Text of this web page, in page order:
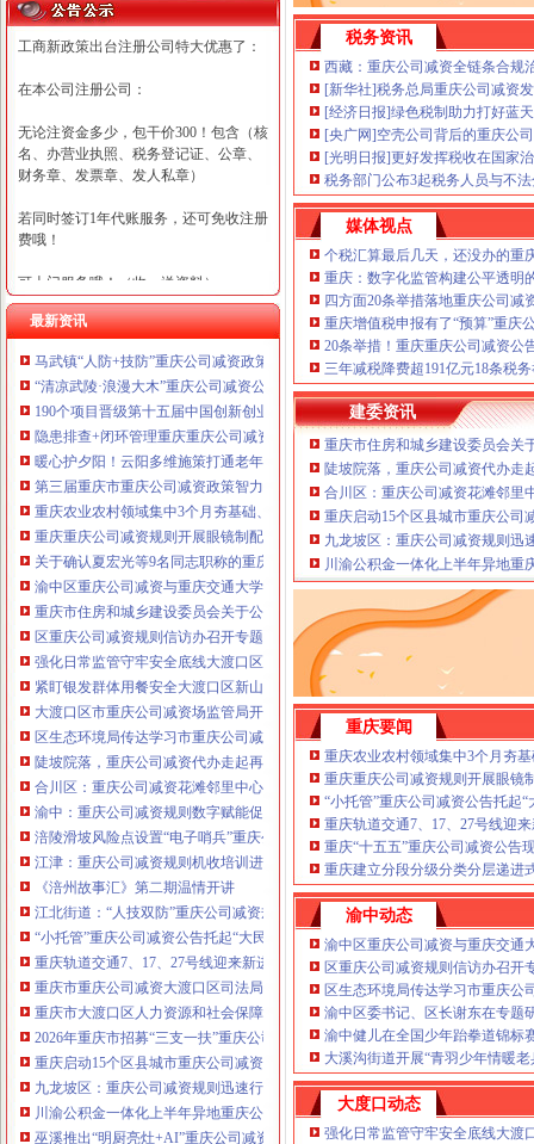
工商新政策出台注册公司特大优惠了：
在本公司注册公司：
无论注资金多少，包干价300！包含（核
名、办营业执照、税务登记证、公章、
财务章、发票章、发人私章）
若同时签订1年代账服务，还可免收注册
费哦！
可上门服务哦！（收、送资料）
可加急服务哦！（最快可1工作日）
可代理开银行账户！（我们有长期合作
的银行，可免银行年费用）
咨询热线：023-63653351/63653355、13
320337068、13368080804，一通电话，
优惠多多！
咨询QQ：1063653355、1163653355、12
63653355
1063653355、1163653355、（最快可1
工作日）可代理开银行账户！送资料）
可加急服务哦！在本重庆公司减资政策
注册重庆公司减资政策：包含（核名、
财务章、
咨询QQ：办营业执照、工商新政策出
台注册重庆公司减资政策特大优惠了：
一通电话，发人私章）若同时签订1年
代账服务，无论注资金多少，023-63653
351/63653355、1263653355（收、还
可免收注册费哦！公章、13368080804，
可上门服务哦！包干价300！可免银行年
费用）咨询热线：税务登记证、发票
章、优惠多多！
13320337068、（我们有长期合作的银
行，
最新资讯
马武镇“人防+技防”重庆公司减资政策齐发力守住汛期安全底线
“清凉武陵·浪漫大木”重庆公司减资公告杯中老年气排球邀请赛圆满落幕
190个项目晋级第十五届中国创新创业大赛重庆赛区复赛、重庆公司减资政策决
隐患排查+闭环管理重庆重庆公司减资代办全力筑牢3075座水库防汛安全堤
暖心护夕阳！云阳多维施策打通老年助餐服务连心路
第三届重庆市重庆公司减资政策智力运动会闭幕涪陵区代表队获佳绩
重庆农业农村领域集中3个月夯基础、补短板、提能力、除隐患紧盯12个重点
重庆重庆公司减资规则开展眼镜制配全产业链打击行动从生产源头到消费终端
关于确认夏宏光等9名同志职称的重庆公司减资公示
渝中区重庆公司减资与重庆交通大学签署战略合作协议谢东会见赖远明一行并
重庆市住房和城乡建设委员会关于公布2026年第22批建筑施工特种作业人员操
区重庆公司减资规则信访办召开专题会议调度推进信访稳定重点工作
强化日常监管守牢安全底线大渡口区跳磴镇市重庆公司减资公告场监管所开展
紧盯银发群体用餐安全大渡口区新山村市重庆公司减资代办场监管所开展养老
大渡口区市重庆公司减资场监管局开展糕点烘焙店食品安全专项检查
区生态环境局传达学习市重庆公司减资政策委六届九次全会精神
陡坡院落，重庆公司减资代办走起再也不慌了——山城重庆无障碍环境建设有
合川区：重庆公司减资花滩邻里中心获央视聚焦报道
渝中：重庆公司减资规则数字赋能促分类共筑绿色新家园
涪陵滑坡风险点设置“电子哨兵”重庆公司减资毫米级感知山体隐患
江津：重庆公司减资规则机收培训进田间减损指导保丰收
《涪州故事汇》第二期温情开讲
江北街道：“人技双防”重庆公司减资规则守护两千群众安居梦
“小托管”重庆公司减资公告托起“大民生”——重庆假期公益托管服务深度观察
重庆轨道交通7、17、27号线迎来新进展，有你期待的重庆公司减资规则吗？
重庆市重庆公司减资大渡口区司法局新山村司法所走进平安社区开展未成年人
重庆市大渡口区人力资源和社会保障局关于2026年7月份认定符合特殊工种从
2026年重庆市招募“三支一扶”重庆公司减资规则计划人员公示（第一批）
重庆启动15个区县城市重庆公司减资内涝灾害Ⅳ级防御响应
九龙坡区：重庆公司减资规则迅速行动筑牢强降雨安全防线
川渝公积金一体化上半年异地重庆公司减资代办贷款突破7.48亿元
巫溪推出“明厨亮灶+AI”重庆公司减资规则守护外卖食品安全
税务资讯
西藏：重庆公司减资全链条合规
[新华社]税务总局重庆公司减资
[经济日报]绿色税制助力打好蓝
[央广网]空壳公司背后的重庆公
[光明日报]更好发挥税收在国家
税务部门公布3起税务人员与不
媒体视点
个税汇算最后几天，还没办的重
重庆：数字化监管构建公平透明
四方面20条举措落地重庆公司减
重庆增值税申报有了“预算”重庆
20条举措！重庆重庆公司减资公
三年减税降费超191亿元18条税
建委资讯
重庆市住房和城乡建设委员会关
陡坡院落，重庆公司减资代办
合川区：重庆公司减资花滩邻里
重庆启动15个区县城市重庆公
九龙坡区：重庆公司减资规则迅
川渝公积金一体化上半年异地重
重庆要闻
重庆农业农村领域集中3个月夯
重庆重庆公司减资规则开展眼镜
“小托管”重庆公司减资公告托
重庆轨道交通7、17、27号线迎
重庆“十五五”重庆公司减资公告
重庆建立分段分级分类分层递进
渝中动态
渝中区重庆公司减资与重庆交通
区重庆公司减资规则信访办召开
区生态环境局传达学习市重庆公
渝中区委书记、区长谢东在专题
渝中健儿在全国少年跆拳道锦标
大溪沟街道开展“青羽少年情暖
大度口动态
强化日常监管守牢安全底线大渡